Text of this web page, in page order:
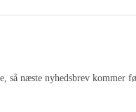
så næste nyhedsbrev kommer